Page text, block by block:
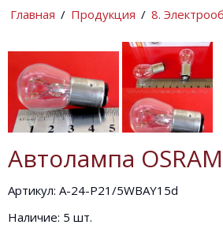
Главная / Продукция / 8.
Автолампа
Артикул: А-24-P21/5WBAY15d
Наличие: 5 шт.